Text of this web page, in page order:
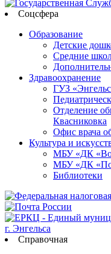
Соцсфера
Образование
Детские
Средние
Здравоохранение
ГУЗ
Отделение
Квасниковка
Офис врача
Культура и
МБУ «ДК
МБУ «ДК
Библиотеки
Справочная